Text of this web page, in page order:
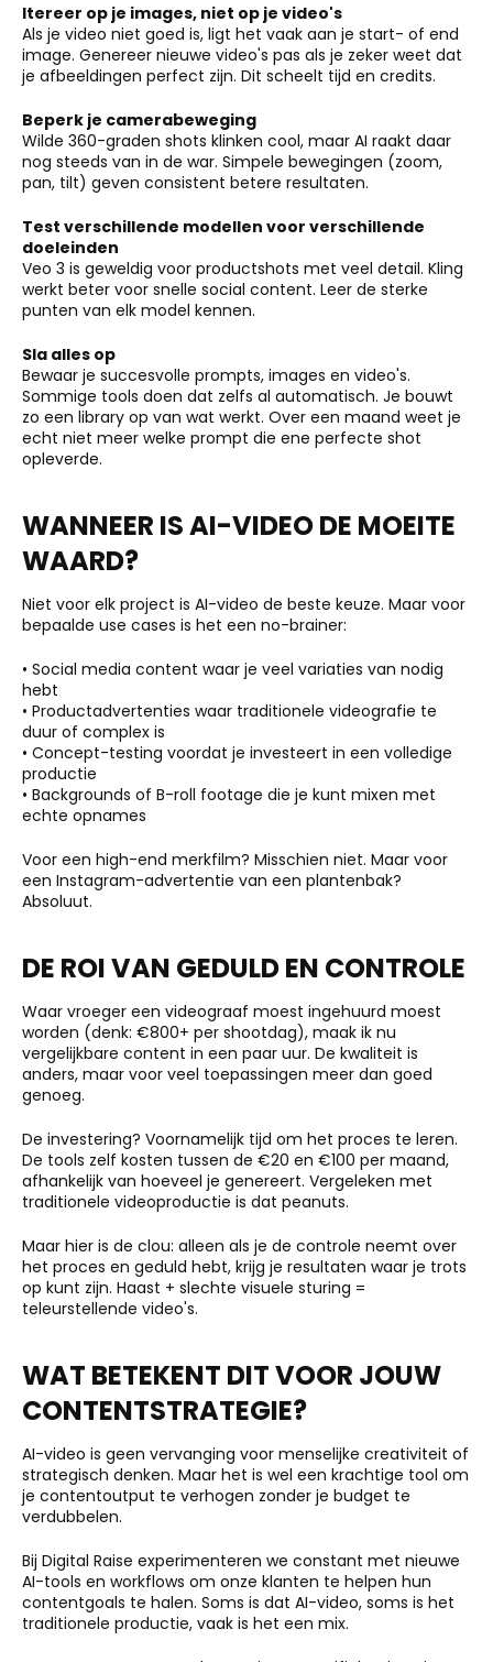
Itereer op je images, niet op je video's
Als je video niet goed is, ligt het vaak aan je start- of end
image. Genereer nieuwe video's pas als je zeker weet dat
je afbeeldingen perfect zijn. Dit scheelt tijd en credits.
Beperk je camerabeweging
Wilde 360-graden shots klinken cool, maar AI raakt daar
nog steeds van in de war. Simpele bewegingen (zoom,
pan, tilt) geven consistent betere resultaten.
Test verschillende modellen voor verschillende
doeleinden
Veo 3 is geweldig voor productshots met veel detail. Kling
werkt beter voor snelle social content. Leer de sterke
punten van elk model kennen.
Sla alles op
Bewaar je succesvolle prompts, images en video's.
Sommige tools doen dat zelfs al automatisch. Je bouwt
zo een library op van wat werkt. Over een maand weet je
echt niet meer welke prompt die ene perfecte shot
opleverde.
WANNEER IS AI-VIDEO DE MOEITE
WAARD?
Niet voor elk project is AI-video de beste keuze. Maar voor
bepaalde use cases is het een no-brainer:
• Social media content waar je veel variaties van nodig
hebt
• Productadvertenties waar traditionele videografie te
duur of complex is
• Concept-testing voordat je investeert in een volledige
productie
• Backgrounds of B-roll footage die je kunt mixen met
echte opnames
Voor een high-end merkfilm? Misschien niet. Maar voor
een Instagram-advertentie van een plantenbak?
Absoluut.
DE ROI VAN GEDULD EN CONTROLE
Waar vroeger een videograaf moest ingehuurd moest
worden (denk: €800+ per shootdag), maak ik nu
vergelijkbare content in een paar uur. De kwaliteit is
anders, maar voor veel toepassingen meer dan goed
genoeg.
De investering? Voornamelijk tijd om het proces te leren.
De tools zelf kosten tussen de €20 en €100 per maand,
afhankelijk van hoeveel je genereert. Vergeleken met
traditionele videoproductie is dat peanuts.
Maar hier is de clou: alleen als je de controle neemt over
het proces en geduld hebt, krijg je resultaten waar je trots
op kunt zijn. Haast + slechte visuele sturing =
teleurstellende video's.
WAT BETEKENT DIT VOOR JOUW
CONTENTSTRATEGIE?
AI-video is geen vervanging voor menselijke creativiteit of
strategisch denken. Maar het is wel een krachtige tool om
je contentoutput te verhogen zonder je budget te
verdubbelen.
Bij Digital Raise experimenteren we constant met nieuwe
AI-tools en workflows om onze klanten te helpen hun
contentgoals te halen. Soms is dat AI-video, soms is het
traditionele productie, vaak is het een mix.